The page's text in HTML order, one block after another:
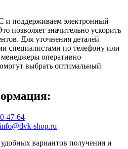
и поддерживаем электронный
позволяет значительно ускорить
Для уточнения деталей
специалистами по телефону или
оперативно
выбрать оптимальный
47-64
info@dvk-shop.ru
вариантов получения и